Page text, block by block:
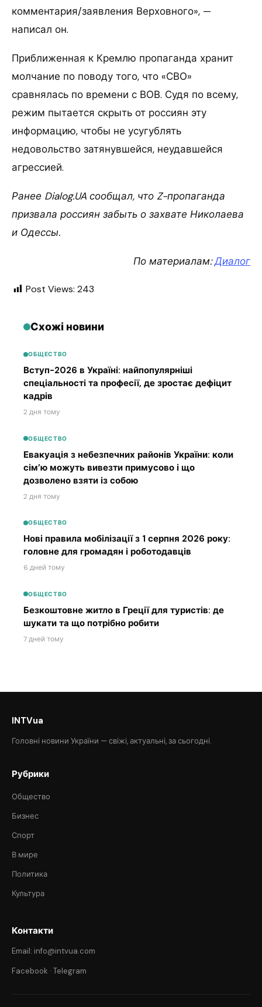
комментария/заявления Верховного», —
написал он.
Приближенная к Кремлю пропаганда хранит
молчание по поводу того, что «СВО»
сравнялась по времени с ВОВ. Судя по всему,
режим пытается скрыть от россиян эту
информацию, чтобы не усугублять
недовольство затянувшейся, неудавшейся
агрессией.
Ранее Dialog.UA сообщал, что Z-пропаганда
призвала россиян забыть о захвате Николаева
и Одессы.
По материалам:Диалог
Post Views: 243
Схожі новини
ОБЩЕСТВО
Вступ-2026 в Україні: найпопулярніші
спеціальності та професії, де зростає дефіцит
кадрів
2 дня тому
ОБЩЕСТВО
Евакуація з небезпечних районів України: коли
сім’ю можуть вивезти примусово і що
дозволено взяти із собою
2 дня тому
ОБЩЕСТВО
Нові правила мобілізації з 1 серпня 2026 року:
головне для громадян і роботодавців
6 дней тому
ОБЩЕСТВО
Безкоштовне житло в Греції для туристів: де
шукати та що потрібно робити
7 дней тому
INTVua
Головні новини України — свіжі, актуальні, за сьогодні.
Рубрики
Общество
Бизнес
Спорт
В мире
Политика
Культура
Контакти
Email: info@intvua.com
Facebook · Telegram